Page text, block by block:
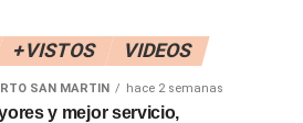
+VISTOS VIDEOS
SAN MARTIN hace 2 semanas
y mejor servicio,